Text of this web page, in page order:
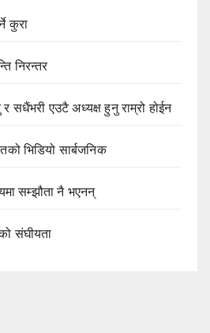
कुरा
निरन्तर
सधैंभरी एउटै अध्यक्ष हुनु राम्रो होईन
भिडियो सार्बजनिक
सम्झौता नै भएनन्
संघीयता